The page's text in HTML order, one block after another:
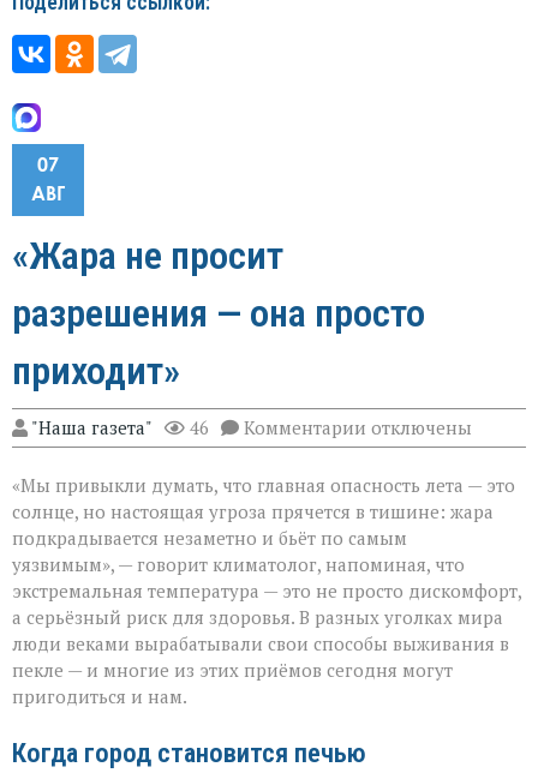
07
АВГ
«Жара не просит
разрешения — она просто
приходит»
"Наша газета" 46 Комментарии к
записи
не
просит
разрешения — она
просто
приходит»
отключены
«Мы привыкли думать, что главная опасность лета — это
солнце, но настоящая угроза прячется в тишине: жара
подкрадывается незаметно и бьёт по самым
уязвимым», — говорит климатолог, напоминая, что
экстремальная температура — это не просто дискомфорт,
а серьёзный риск для здоровья. В разных уголках мира
люди веками вырабатывали свои способы выживания в
пекле — и многие из этих приёмов сегодня могут
пригодиться и нам.
Когда город становится печью